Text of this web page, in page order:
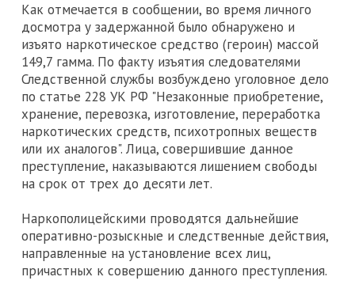
Как отмечается в сообщении, во время личного
досмотра у задержанной было обнаружено и
изъято наркотическое средство (героин) массой
149,7 гамма. По факту изъятия следователями
Следственной службы возбуждено уголовное дело
по статье 228 УК РФ "Незаконные приобретение,
хранение, перевозка, изготовление, переработка
наркотических средств, психотропных веществ
или их аналогов". Лица, совершившие данное
преступление, наказываются лишением свободы
на срок от трех до десяти лет.
Наркополицейскими проводятся дальнейшие
оперативно-розыскные и следственные действия,
направленные на установление всех лиц,
причастных к совершению данного преступления.